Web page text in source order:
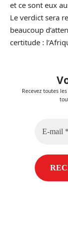
et ce sont eux
Le verdict sera
beaucoup
certitude :
Recevez toutes